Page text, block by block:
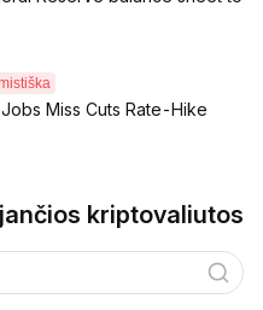
Miss Cuts Rate-Hike
kriptovaliutos